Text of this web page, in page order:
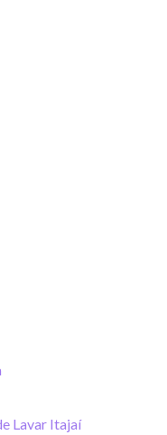
Lavar Itajaí